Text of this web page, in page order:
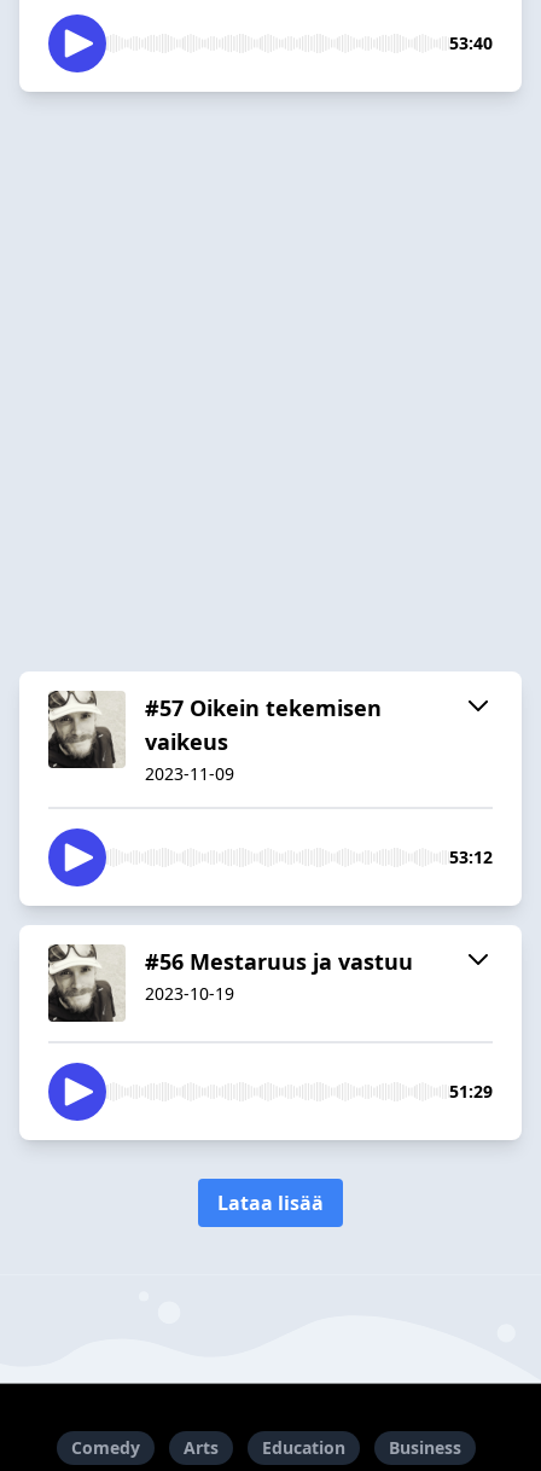
53:40
#57 Oikein tekemisen
vaikeus
2023-11-09
53:12
#56 Mestaruus ja vastuu
2023-10-19
51:29
Lataa lisää
Comedy Arts Education Business